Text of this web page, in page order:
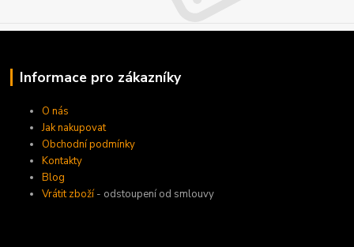
Informace pro zákazníky
O nás
Jak nakupovat
Obchodní podmínky
Kontakty
Blog
Vrátit zboží- odstoupení od smlouvy